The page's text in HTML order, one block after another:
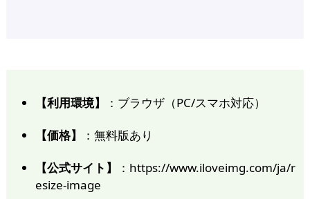
【利用環境】 ：ブラウザ（PC/スマホ対応）
【価格】 ：無料版あり
【公式サイト】
：https://www.iloveimg.com/ja/r
esize-image